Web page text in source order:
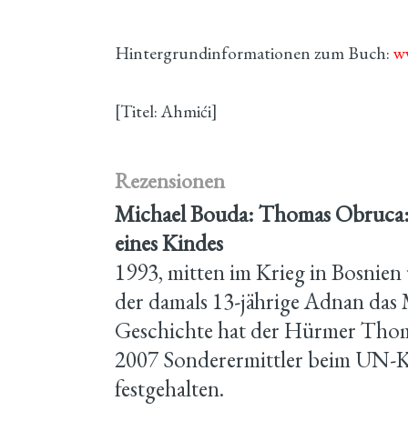
Hintergrundinformationen zum Buch:
[Titel: Ahmići]
Rezensionen
Michael Bouda: Thomas
eines Kindes
1993, mitten im Krieg in
der damals 13-jährige Adnan
Geschichte hat der Hürmer
2007 Sonderermittler beim UN-
festgehalten.